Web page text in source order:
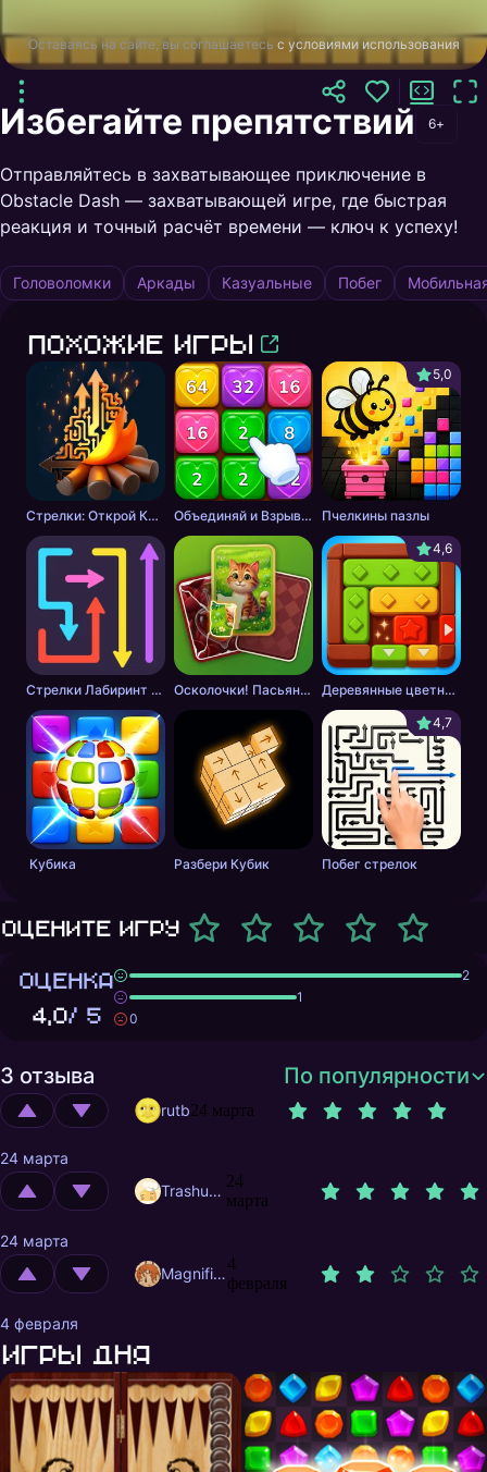
Оставаясь на сайте, вы соглашаетесь с условиями использования
Избегайте препятствий 6+
Отправляйтесь в захватывающее приключение в
Obstacle Dash — захватывающей игре, где быстрая
реакция и точный расчёт времени — ключ к успеху!
Головоломки Аркады Казуальные Побег
Похожие игры
Стрелки: Открой Картинку Объединяй и Взрывай + 2048
5,0
Пчелкины пазлы
Стрелки Лабиринт - Цветной путь Осколочки! Пасьянс Собери картинки
4,6
Деревянные цветные блоки
Кубика Разбери Кубик
4,7
Побег стрелок
Оцените игру
ОЦЕНКА
4,0/ 5
2
1
0
3 отзыва По популярности
rutb24 марта
24 марта
Trashuser
24
марта
24 марта
MagnificentMrFox
4
февраля
4 февраля
Игры дня